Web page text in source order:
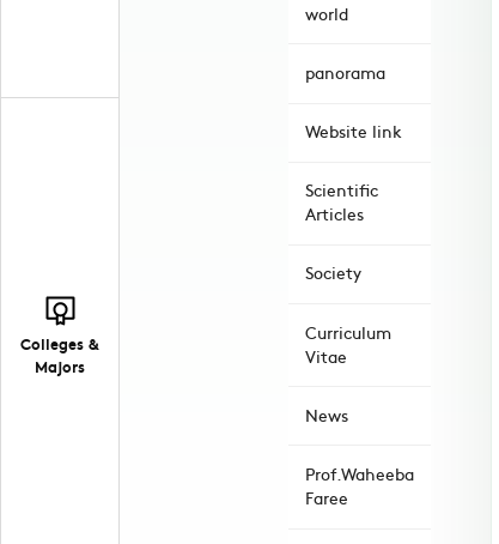
Colleges &
Majors
world
panorama
Website link
Scientific
Articles
Society
Curriculum
Vitae
News
Prof.Waheeba
Faree